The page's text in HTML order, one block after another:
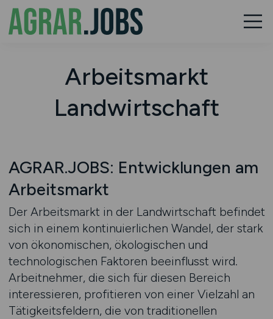
Arbeitsmarkt
Landwirtschaft
AGRAR.JOBS: Entwicklungen am
Arbeitsmarkt
Der Arbeitsmarkt in der Landwirtschaft befindet
sich in einem kontinuierlichen Wandel, der stark
von ökonomischen, ökologischen und
technologischen Faktoren beeinflusst wird.
Arbeitnehmer, die sich für diesen Bereich
interessieren, profitieren von einer Vielzahl an
Tätigkeitsfeldern, die von traditionellen